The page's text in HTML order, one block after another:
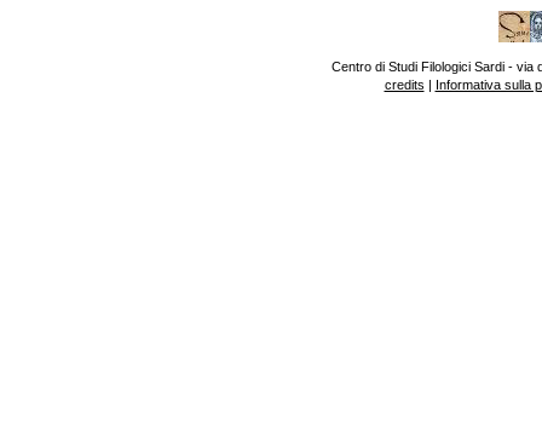
Centro di Studi Filologici Sardi - via
credits | Informativa sulla